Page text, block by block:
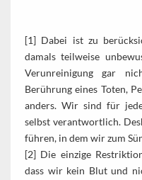
[1] Dabei ist zu
damals teilweise
Verunreinigung gar
Berührung eines Toten,
anders. Wir sind für
selbst verantwortlich.
führen, in dem wir zum
[2] Die einzige
dass wir kein Blut und